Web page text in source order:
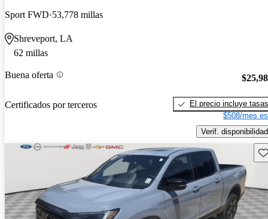
Sport FWD 53,778 millas
Shreveport, LA
62 millas
Buena oferta
Certificados por terceros
El precio incluye tasas
$508/mes
Verif. disponibilidad